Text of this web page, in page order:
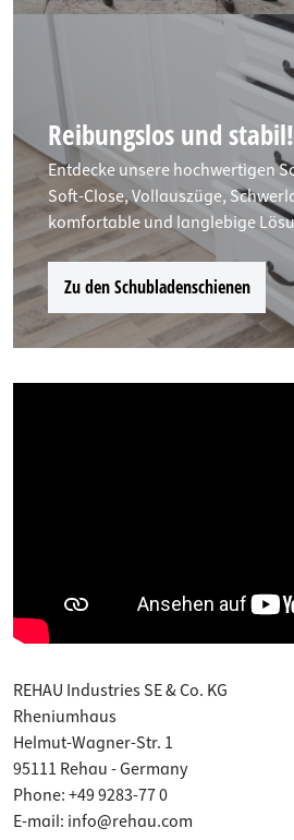
Reibungslos und stabil!
Entdecke unsere hochwertigen
Soft-Close, Vollauszüge,
komfortable und langlebige
Zu den Schubladenschienen
REHAU Industries SE & Co. KG
Rheniumhaus
Helmut-Wagner-Str. 1
95111 Rehau - Germany
Phone: +49 9283-77 0
E-mail: info@rehau.com